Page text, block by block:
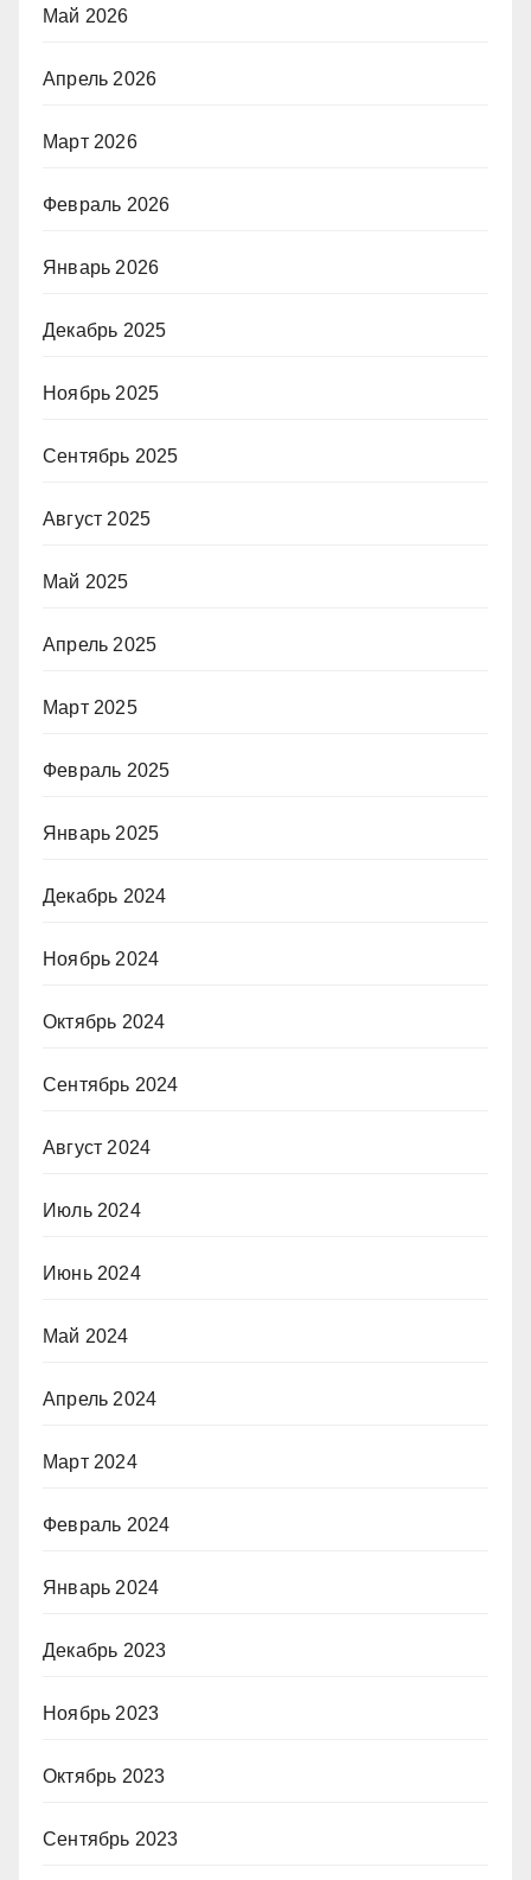
Май 2026
Апрель 2026
Март 2026
Февраль 2026
Январь 2026
Декабрь 2025
Ноябрь 2025
Сентябрь 2025
Август 2025
Май 2025
Апрель 2025
Март 2025
Февраль 2025
Январь 2025
Декабрь 2024
Ноябрь 2024
Октябрь 2024
Сентябрь 2024
Август 2024
Июль 2024
Июнь 2024
Май 2024
Апрель 2024
Март 2024
Февраль 2024
Январь 2024
Декабрь 2023
Ноябрь 2023
Октябрь 2023
Сентябрь 2023